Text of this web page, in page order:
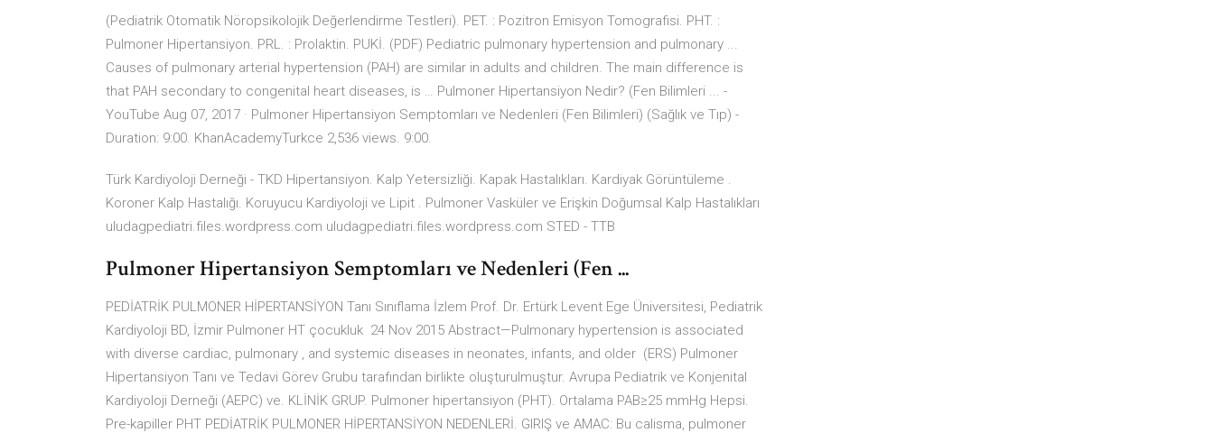
(Pediatrik Otomatik Nöropsikolojik Değerlendirme Testleri). PET. : Pozitron Emisyon Tomografisi. PHT. :
Pulmoner Hipertansiyon. PRL. : Prolaktin. PUKİ. (PDF) Pediatric pulmonary hypertension and pulmonary ...
Causes of pulmonary arterial hypertension (PAH) are similar in adults and children. The main difference is
that PAH secondary to congenital heart diseases, is … Pulmoner Hipertansiyon Nedir? (Fen Bilimleri ... -
YouTube Aug 07, 2017 · Pulmoner Hipertansiyon Semptomları ve Nedenleri (Fen Bilimleri) (Sağlık ve Tıp) -
Duration: 9:00. KhanAcademyTurkce 2,536 views. 9:00.
Türk Kardiyoloji Derneği - TKD Hipertansiyon. Kalp Yetersizliği. Kapak Hastalıkları. Kardiyak Görüntüleme .
Koroner Kalp Hastalığı. Koruyucu Kardiyoloji ve Lipit . Pulmoner Vasküler ve Erişkin Doğumsal Kalp Hastalıkları
uludagpediatri.files.wordpress.com uludagpediatri.files.wordpress.com STED - TTB
Pulmoner Hipertansiyon Semptomları ve Nedenleri (Fen ...
PEDİATRİK PULMONER HİPERTANSİYON Tanı Sınıflama İzlem Prof. Dr. Ertürk Levent Ege Üniversitesi, Pediatrik
Kardiyoloji BD, İzmir Pulmoner HT çocukluk 24 Nov 2015 Abstract—Pulmonary hypertension is associated
with diverse cardiac, pulmonary , and systemic diseases in neonates, infants, and older (ERS) Pulmoner
Hipertansiyon Tanı ve Tedavi Görev Grubu tarafından birlikte oluşturulmuştur. Avrupa Pediatrik ve Konjenital
Kardiyoloji Derneği (AEPC) ve. KLİNİK GRUP. Pulmoner hipertansiyon (PHT). Ortalama PAB≥25 mmHg Hepsi.
Pre-kapiller PHT PEDİATRİK PULMONER HİPERTANSİYON NEDENLERİ. GIRIŞ ve AMAC: Bu calisma, pulmoner